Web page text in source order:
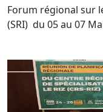
Forum régional sur
(SRI) du 05 au 07